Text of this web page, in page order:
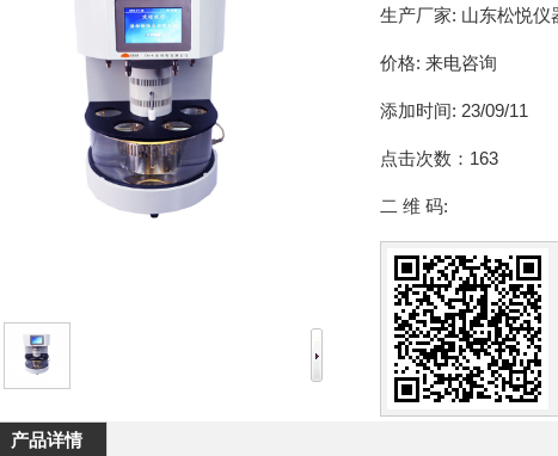
生产厂家: 山东松悦仪
价格: 来电咨询
添加时间: 23/09/11
点击次数： 163
二 维 码:
产品详情